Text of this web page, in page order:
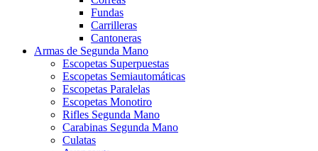
Fundas
Carrilleras
Cantoneras
Armas de Segunda Mano
Escopetas Superpuestas
Escopetas Semiautomáticas
Escopetas Paralelas
Escopetas Monotiro
Rifles Segunda Mano
Carabinas Segunda Mano
Culatas